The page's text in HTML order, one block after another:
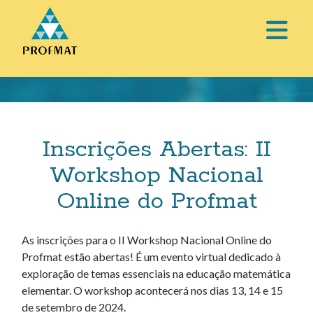
Inscrições Abertas: II
Workshop Nacional
Online do Profmat
As inscrições para o II Workshop Nacional Online do
Profmat estão abertas! É um evento virtual dedicado à
exploração de temas essenciais na educação matemática
elementar. O workshop acontecerá nos dias 13, 14 e 15
de setembro de 2024.